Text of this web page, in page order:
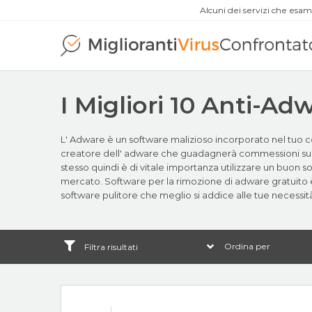
Alcuni dei servizi che
I Migliori 10 Anti-
L' Adware è un software malizioso incorporato nel tuo
creatore dell' adware che guadagnerà commessioni
stesso quindi è di vitale importanza utilizzare un buon
mercato. Software per la rimozione di adware
software pulitore che meglio si addice alle tue
Filtra risultati